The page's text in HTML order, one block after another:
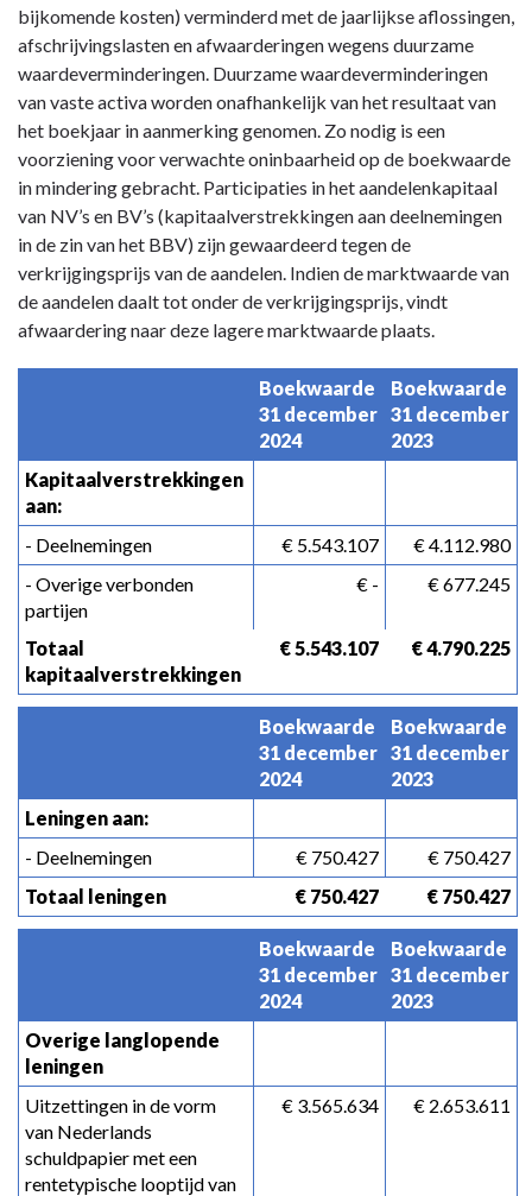
navigatie
Vaste
activa
Financiële
vaste
activa
bijkomende kosten) verminderd met de jaarlijkse aflossingen,
afschrijvingslasten en afwaarderingen wegens duurzame
waardeverminderingen. Duurzame waardeverminderingen
van vaste activa worden onafhankelijk van het resultaat van
het boekjaar in aanmerking genomen. Zo nodig is een
voorziening voor verwachte oninbaarheid op de boekwaarde
in mindering gebracht. Participaties in het aandelenkapitaal
van NV’s en BV’s (kapitaalverstrekkingen aan deelnemingen
in de zin van het BBV) zijn gewaardeerd tegen de
verkrijgingsprijs van de aandelen. Indien de marktwaarde van
de aandelen daalt tot onder de verkrijgingsprijs, vindt
afwaardering naar deze lagere marktwaarde plaats.
Boekwaarde
31 december
2024
Boekwaarde
31 december
2023
Kapitaalverstrekkingen
aan:
- Deelnemingen
€ 5.543.107
€ 4.112.980
- Overige verbonden
partijen
€ - € 677.245
Totaal
kapitaalverstrekkingen
€ 5.543.107 € 4.790.225
Boekwaarde
31 december
2024
Boekwaarde
31 december
2023
Leningen aan:
- Deelnemingen
€ 750.427
€ 750.427
Totaal leningen
€ 750.427 € 750.427
Boekwaarde
31 december
2024
Boekwaarde
31 december
2023
Overige langlopende
leningen
Uitzettingen in de vorm
van Nederlands
schuldpapier met een
rentetypische looptijd van
€ 3.565.634 € 2.653.611